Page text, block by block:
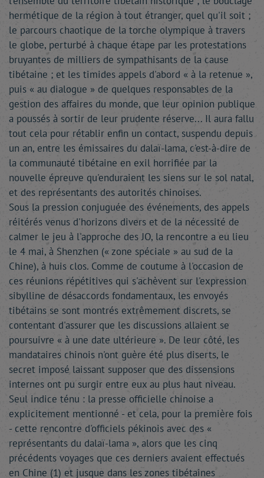
hermétique de la région à tout étranger, quel qu'il soit ;
le parcours chaotique de la torche olympique à travers
le globe, perturbé à chaque étape par les protestations
bruyantes de milliers de sympathisants de la cause
tibétaine ; et les timides appels d'abord « à la retenue »,
puis « au dialogue » de quelques responsables de la
gestion des affaires du monde, que leur opinion publique
a poussés à sortir de leur prudente réserve... Il aura fallu
tout cela pour rétablir enfin un contact, suspendu depuis
un an, entre les émissaires du dalaï-lama, c'est-à-dire de
la communauté tibétaine en exil horrifiée par la
nouvelle épreuve qu'enduraient les siens sur le sol natal,
et des représentants des autorités chinoises.
Sous la pression conjuguée des événements, des appels
réitérés venus d'horizons divers et de la nécessité de
calmer le jeu à l'approche des JO, la rencontre a eu lieu
le 4 mai, à Shenzhen (« zone spéciale » au sud de la
Chine), à huis clos. Comme de coutume à l'occasion de
ces réunions répétitives qui s'achèvent sur l'expression
sibylline de désaccords fondamentaux, les envoyés
tibétains se sont montrés extrêmement discrets, se
contentant d'assurer que les discussions allaient se
poursuivre « à une date ultérieure ». De leur côté, les
mandataires chinois n'ont guère été plus diserts, le
secret imposé laissant supposer que des dissensions
internes ont pu surgir entre eux au plus haut niveau.
Seul indice ténu : la presse officielle chinoise a
explicitement mentionné - et cela, pour la première fois
- cette rencontre d'officiels pékinois avec des «
représentants du dalaï-lama », alors que les cinq
précédents voyages que ces derniers avaient effectués
en Chine (1) et jusque dans les zones tibétaines